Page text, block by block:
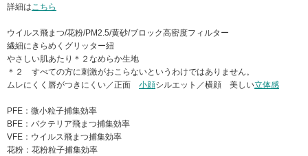
詳細はこちら
ウイルス飛まつ/花粉/PM2.5/黄砂/ブロック高密度フィルター
繊細にきらめくグリッター紐
やさしい肌あたり＊２なめらか生地
＊２ すべての方に刺激がおこらないというわけではありません。
ムレにくく唇がつきにくい／正面 小顔シルエット／横顔 美しい立体感
PFE：微小粒子捕集効率
BFE：バクテリア飛まつ捕集効率
VFE：ウイルス飛まつ捕集効率
花粉：花粉粒子捕集効率